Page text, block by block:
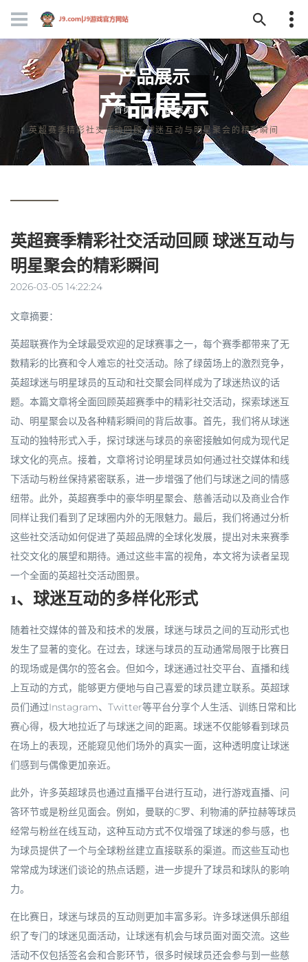
产品展示
首页
产品展示
英超赛季精彩社交活动回顾 球迷互动与明星聚会的精彩瞬间
英超赛季精彩社交活动回顾 球迷互动与
明星聚会的精彩瞬间
2026-03-05 14:22:24
文章摘要：
英超联赛作为全球最受欢迎的足球赛事之一，每个赛季都带来了无
数精彩的比赛和令人难忘的社交活动。除了绿茵场上的激烈竞争，
英超球迷与明星球员的互动和社交聚会同样成为了球迷热议的话
题。本篇文章将全面回顾英超赛季中的精彩社交活动，探索球迷互
动、明星聚会以及各种精彩瞬间的背后故事。首先，我们将从球迷
互动的独特形式入手，探讨球迷与球员的亲密接触如何成为现代足
球文化的亮点。接着，文章将讨论明星球员如何通过社交媒体和线
下活动与粉丝保持紧密联系，进一步增强了他们与球迷之间的情感
纽带。此外，英超赛季中的豪华明星聚会、慈善活动以及商业合作
同样让我们看到了足球圈内外的无限魅力。最后，我们将通过分析
这些社交活动如何促进了英超品牌的全球化发展，提出对未来赛季
社交文化的展望和期待。通过这些丰富的视角，本文将为读者呈现
一个全面的英超社交活动图景。
1、球迷互动的多样化形式
随着社交媒体的普及和技术的发展，球迷与球员之间的互动形式也
发生了显著的变化。在过去，球迷与球员的互动通常局限于比赛日
的现场或是偶尔的签名会。但如今，球迷通过社交平台、直播和线
上互动的方式，能够更方便地与自己喜爱的球员建立联系。英超球
员们通过Instagram、Twitter等平台分享个人生活、训练日常和比
赛心得，极大地拉近了与球迷之间的距离。球迷不仅能够看到球员
在场上的表现，还能窥见他们场外的真实一面，这种透明度让球迷
们感到与偶像更加亲近。
此外，许多英超球员也通过直播平台进行互动，进行游戏直播、问
答环节或是粉丝见面会。例如，曼联的C罗、利物浦的萨拉赫等球员
经常与粉丝在线互动，这种互动方式不仅增强了球迷的参与感，也
为球员提供了一个与全球粉丝建立直接联系的渠道。而这些互动也
常常成为球迷们谈论的热点话题，进一步提升了球员和球队的影响
力。
在比赛日，球迷与球员的互动则更加丰富多彩。许多球迷俱乐部组
织了专门的球迷见面活动，让球迷有机会与球员面对面交流。这些
活动不仅包括签名会和合影环节，很多时候球员还会参与到一些慈